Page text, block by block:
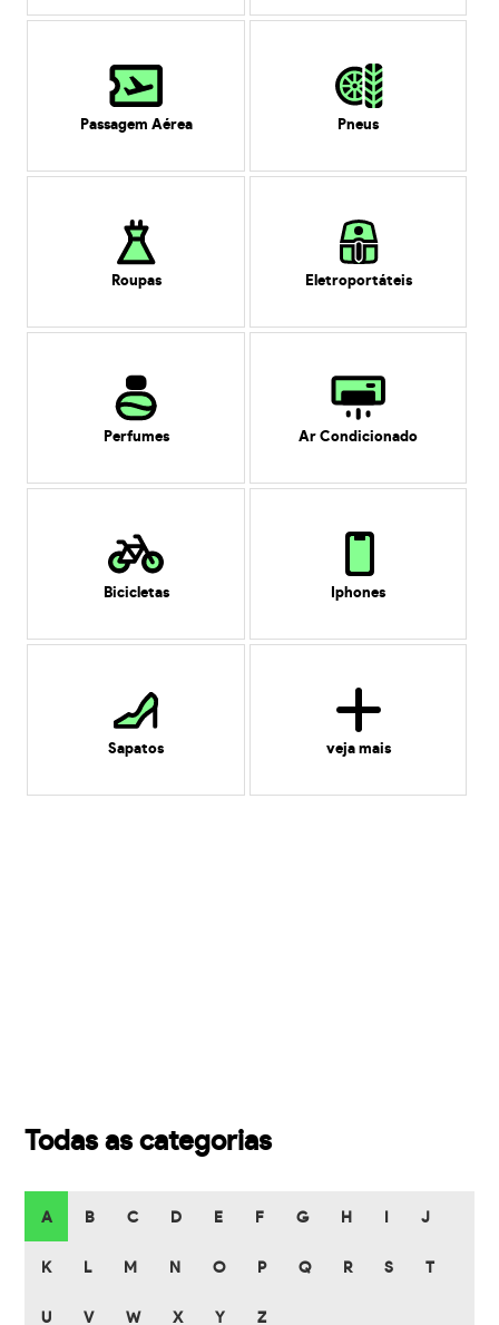
Passagem Aérea Pneus
Roupas Eletroportáteis
Perfumes Ar Condicionado
Bicicletas Iphones
Sapatos veja mais
Todas as categorias
A B C D E F G H J
K L M N O P Q R S T
U V W X Y Z